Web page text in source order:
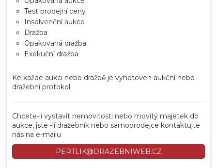
Test prodejní ceny
Insolvenční aukce
Dražba
Opakovaná dražba
Exekuční dražba
Ke každé aukci nebo dražbě je vyhotoven aukční nebo
dražební protokol.
Chcete-li vystavit nemovitosti nebo movitý majetek do
aukce, jste -li dražebník nebo samoprodejce kontaktujte
nás na e-mailu
PERTLIK@DRAZEBNIWEB.CZ